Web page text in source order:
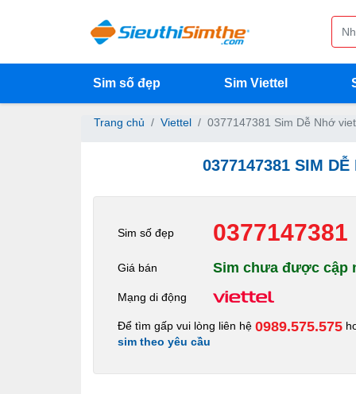
Sim số đẹp Sim Viettel
Trang chủ Viettel 0377147381 Sim Dễ Nhớ
0377147381 SIM
Sim số đẹp 0377147381
Giá bán Sim chưa được cập
Mạng di động
Để tìm gấp vui lòng liên hệ 0989.575.575
sim theo yêu cầu